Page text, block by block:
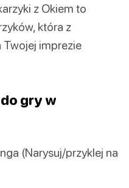
z Okiem to
która z
Twojej imprezie
gry w
(Narysuj/przyklej na